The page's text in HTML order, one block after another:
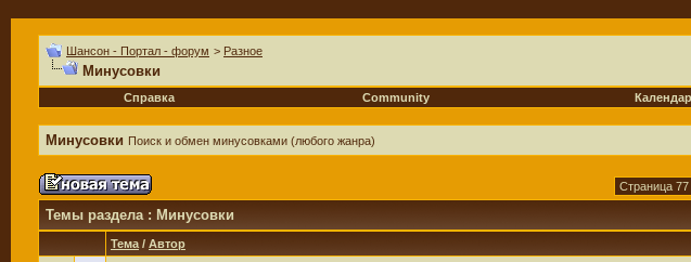
Шансон - Портал - форум > Разное
Минусовки
Справка
Community
Минусовки Поиск и обмен минусовками (любого жанра)
Страница 77
Темы раздела: Минусовки
Тема / Автор